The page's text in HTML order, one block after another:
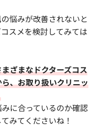
悩みが改善されないと
スメを検討してみては
ざまなドクターズコス
、お取り扱いクリニッ
に合っているのか確認
みてくださいね！